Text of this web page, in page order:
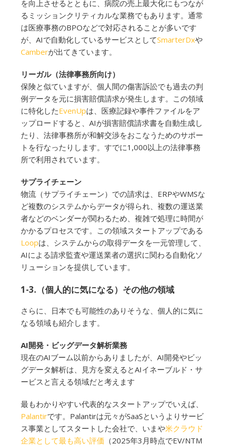
を向上させるとともに、病院の売上最大化にもつなが
るミッションクリティカルな業務でもあります。通常
は医療事務のBPOなどで対応されることが多いです
が、AIで自動化しているサービスとしてSmarterDxや
Camberが出てきています。
リーガル（法律事務所向け）
保険と似ていますが、個人間の傷害訴訟でも過去の判
例データを元に損害賠償請求が発生します。この領域
に特化したEvenUpは、医療記録や事件ファイルをア
ップロードすると、AIが損害賠償請求書を自動生成し
たり、法律事務所が和解交渉をおこなうためのサポー
トを行なったりします。すでに1,000以上の法律事務
所で利用されています。
サプライチェーン
物流（サプライチェーン）での請求は、ERPやWMSな
ど複数のシステムからデータが得られ、複数の運送業
者などのベンダーが関わるため、複雑で処理に時間が
かかるプロセスです。この領域スタートアップである
Loopは、システムからの取得データを一元管理して、
AIによる請求監査や運送業者の選択に関わる自動化ソ
リューションを提供しています。
1-3.（個人的に気になる）その他の領域
さらに、日本でも可能性のありそうな、個人的に気に
なる領域も紹介します。
AI開発・ビッグデータ解析業務
現在のAIブーム以前からありましたが、AI開発やビッ
グデータ解析は、見方を変えるとAIイネーブルド・サ
ービスと言える領域だと考えます
最もわかりやすい代表的なスタートアップでいえば、
Palantirです。Palantirは元々がSaaSというよりサービ
ス事業としてスタートした会社で、いまや米クラウド
企業として最も高い評価 （2025年3月時点でEV/NTM